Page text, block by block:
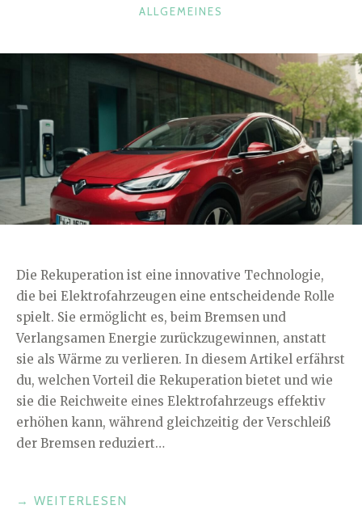
KATEGORIEN
ALLGEMEINES
Die Rekuperation ist eine innovative Technologie,
die bei Elektrofahrzeugen eine entscheidende Rolle
spielt. Sie ermöglicht es, beim Bremsen und
Verlangsamen Energie zurückzugewinnen, anstatt
sie als Wärme zu verlieren. In diesem Artikel erfährst
du, welchen Vorteil die Rekuperation bietet und wie
sie die Reichweite eines Elektrofahrzeugs effektiv
erhöhen kann, während gleichzeitig der Verschleiß
der Bremsen reduziert…
„WELCHEN
→ WEITERLESEN